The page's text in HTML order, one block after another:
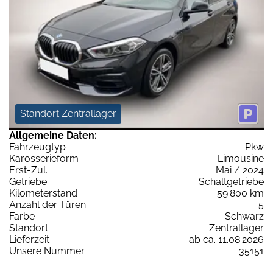
Standort Zentrallager
Allgemeine Daten:
Fahrzeugtyp
Pkw
Karosserieform
Limousine
Erst-Zul.
Mai / 2024
Getriebe
Schaltgetriebe
Kilometerstand
59.800 km
Anzahl der Türen
5
Farbe
Schwarz
Standort
Zentrallager
Lieferzeit
ab ca. 11.08.2026
Unsere Nummer
35151